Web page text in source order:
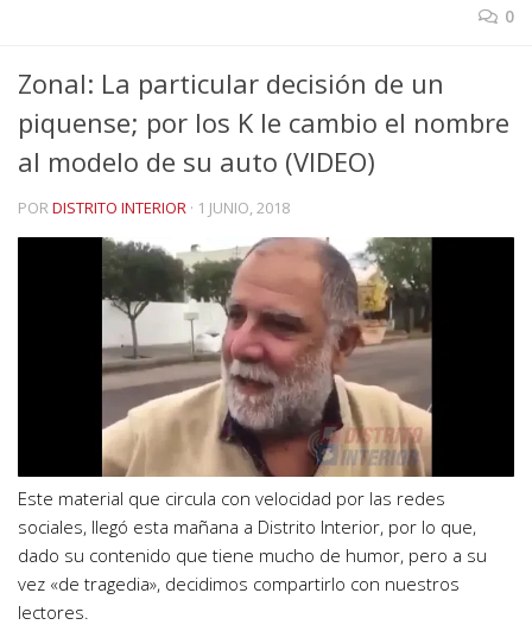
0
Zonal: La particular decisión de un
piquense; por los K le cambio el nombre
al modelo de su auto (VIDEO)
PORDISTRITO INTERIOR · 1 JUNIO, 2018
Este material que circula con velocidad por las redes
sociales, llegó esta mañana a Distrito Interior, por lo que,
dado su contenido que tiene mucho de humor, pero a su
vez «de tragedia», decidimos compartirlo con nuestros
lectores.